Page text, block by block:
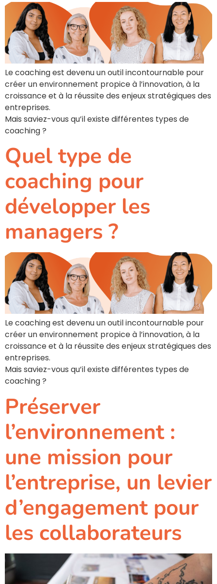
Le coaching est devenu un outil incontournable pour
créer un environnement propice à l’innovation, à la
croissance et à la réussite des enjeux stratégiques des
entreprises.
Mais saviez-vous qu’il existe différentes types de
coaching ?
Quel type de
coaching pour
développer les
managers ?
Le coaching est devenu un outil incontournable pour
créer un environnement propice à l’innovation, à la
croissance et à la réussite des enjeux stratégiques des
entreprises.
Mais saviez-vous qu’il existe différentes types de
coaching ?
Préserver
l’environnement :
une mission pour
l’entreprise, un levier
d’engagement pour
les collaborateurs